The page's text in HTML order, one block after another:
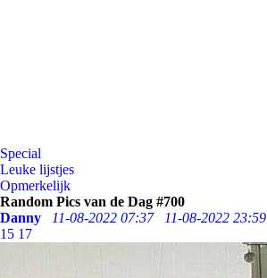
Special
Leuke lijstjes
Opmerkelijk
Random Pics van de Dag #700
Danny
11-08-2022 07:37 11-08-2022 23:59
15 17